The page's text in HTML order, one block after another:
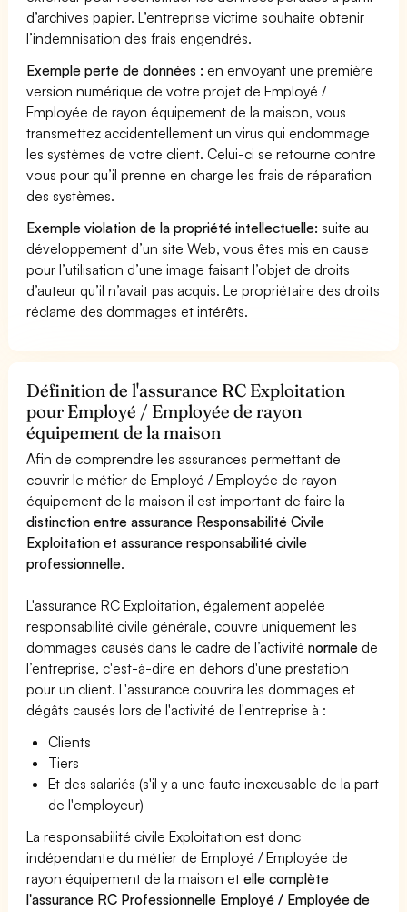
d’archives papier. L’entreprise victime souhaite obtenir
l’indemnisation des frais engendrés.
Exemple perte de données : en envoyant une première
version numérique de votre projet de Employé /
Employée de rayon équipement de la maison, vous
transmettez accidentellement un virus qui endommage
les systèmes de votre client. Celui-ci se retourne contre
vous pour qu’il prenne en charge les frais de réparation
des systèmes.
Exemple violation de la propriété intellectuelle: suite au
développement d’un site Web, vous êtes mis en cause
pour l’utilisation d’une image faisant l’objet de droits
d’auteur qu’il n’avait pas acquis. Le propriétaire des droits
réclame des dommages et intérêts.
Définition de l'assurance RC Exploitation
pour Employé / Employée de rayon
équipement de la maison
Afin de comprendre les assurances permettant de
couvrir le métier de Employé / Employée de rayon
équipement de la maison il est important de faire la
distinction entre assurance Responsabilité Civile
Exploitation et assurance responsabilité civile
professionnelle.
L'assurance RC Exploitation, également appelée
responsabilité civile générale, couvre uniquement les
dommages causés dans le cadre de l’activiténormale de
l’entreprise, c'est-à-dire en dehors d'une prestation
pour un client. L'assurance couvrira les dommages et
dégâts causés lors de l'activité de l'entreprise à :
Clients
Tiers
Et des salariés (s'il y a une faute inexcusable de la part
de l'employeur)
La responsabilité civile Exploitation est donc
indépendante du métier de Employé / Employée de
rayon équipement de la maison etelle complète
l'assurance RC Professionnelle Employé / Employée de